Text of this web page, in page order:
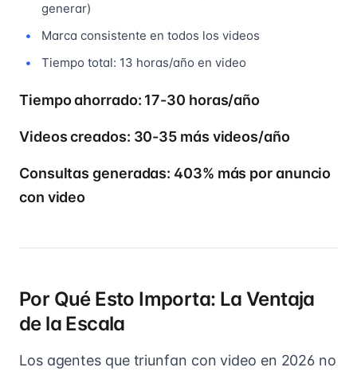
generar)
Marca consistente en todos los videos
Tiempo total: 13 horas/año en video
Tiempo ahorrado: 17-30 horas/año
Videos creados: 30-35 más videos/año
Consultas generadas: 403% más por anuncio
con video
Por Qué Esto Importa: La Ventaja
de la Escala
Los agentes que triunfan con video en 2026 no